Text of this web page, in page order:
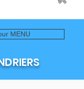
MENU